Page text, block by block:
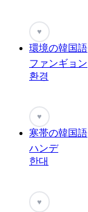
♥
環境の韓国語
ファンギョン
환경
♥
寒帯の韓国語
ハンデ
한대
♥